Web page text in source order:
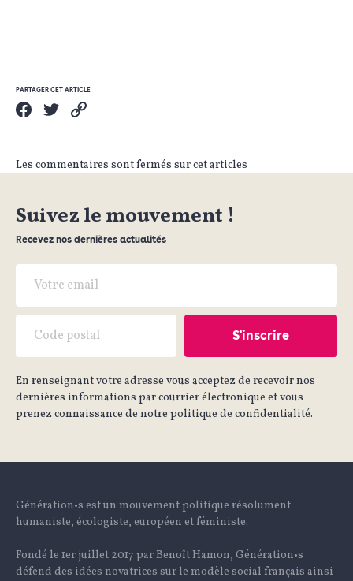
PARTAGER CET ARTICLE
Les commentaires sont fermés sur cet articles
Suivez le mouvement !
Recevez nos dernières actualités
En renseignant votre adresse vous acceptez de recevoir nos
dernières informations par courrier électronique et vous
prenez connaissance de notre politique de confidentialité.
Génération•s est un mouvement politique résolument
humaniste, écologiste, européen et féministe.
Fondé le 1er juillet 2017 par Benoît Hamon, Génération•s
défend des idées novatrices sur le modèle social français ainsi